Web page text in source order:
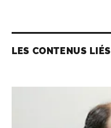
LES CONTENUS LIÉS